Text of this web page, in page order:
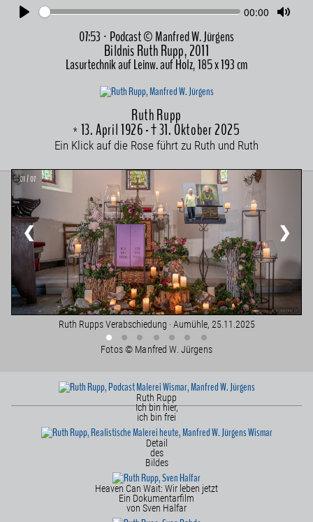
Seek Current
00:00
07:53 · Podcast © Manfred W. Jürgens
Bildnis Ruth Rupp, 2011
Lasurtechnik auf Leinw. auf Holz, 185 x 193 cm
Ruth Rupp
* 13. April 1926 - † 31. Oktober 2025
Ein Klick auf die Rose führt zu Ruth und Ruth
01 / 07
Ruth Rupps Verabschiedung · Aumühle, 25.11.2025
❮ ❯
Fotos © Manfred W. Jürgens
Ruth Rupp
Ich bin hier,
ich bin frei
Detail
des
Bildes
Heaven Can Wait: Wir leben jetzt
Ein Dokumentarfilm
von Sven Halfar